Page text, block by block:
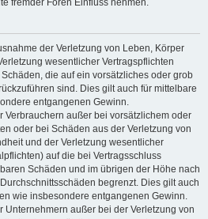
fremder Foren Einfluss nehmen.
der Verletzung von Leben, Körper
wesentlicher Vertragspflichten
die auf ein vorsätzliches oder grob
sind. Dies gilt auch für mittelbare
entgangenen Gewinn.
Verbrauchern außer bei vorsätzlichem oder
oder bei Schäden aus der Verletzung von
und der Verletzung wesentlicher
auf die bei Vertragsschluss
Schäden und im übrigen der Höhe nach
begrenzt. Dies gilt auch
wie insbesondere entgangenen Gewinn.
Unternehmern außer bei der Verletzung von